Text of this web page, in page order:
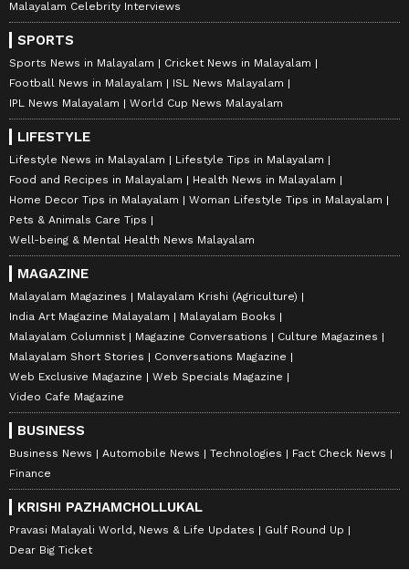
Malayalam Celebrity Interviews
SPORTS
Sports News in Malayalam
Cricket News in Malayalam
Football News in Malayalam
ISL News Malayalam
IPL News Malayalam
World Cup News Malayalam
LIFESTYLE
Lifestyle News in Malayalam
Lifestyle Tips in Malayalam
Food and Recipes in Malayalam
Health News in Malayalam
Home Decor Tips in Malayalam
Woman Lifestyle Tips in Malayalam
Pets & Animals Care Tips
Well-being & Mental Health News Malayalam
MAGAZINE
Malayalam Magazines
Malayalam Krishi (Agriculture)
India Art Magazine Malayalam
Malayalam Books
Malayalam Columnist
Magazine Conversations
Culture Magazines
Malayalam Short Stories
Conversations Magazine
Web Exclusive Magazine
Web Specials Magazine
Video Cafe Magazine
BUSINESS
Business News Automobile News Technologies
Fact Check News
Finance
KRISHI PAZHAMCHOLLUKAL
Pravasi Malayali World, News & Life Updates
Gulf Round Up
Dear Big Ticket